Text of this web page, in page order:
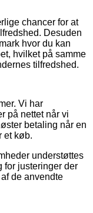
chancer for at
Desuden
hvor du kan
hvilket på samme
tilfredshed.
Vi har
på nettet når vi
betaling når en
et køb.
understøttes
for justeringer der
de anvendte